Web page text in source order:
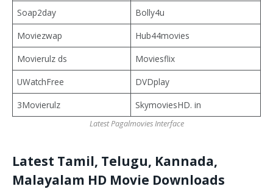
Soap2day
Bolly4u
Moviezwap
Hub44movies
Movierulz ds
Moviesflix
UWatchFree
DVDplay
3Movierulz
SkymoviesHD. in
Latest Pagalmovies Interface
Latest Tamil, Telugu, Kannada,
Malayalam HD Movie Downloads